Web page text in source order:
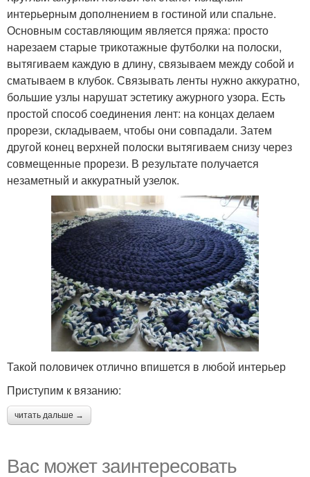
интерьерным дополнением в гостиной или спальне.
Основным составляющим является пряжа: просто
нарезаем старые трикотажные футболки на полоски,
вытягиваем каждую в длину, связываем между собой и
сматываем в клубок. Связывать ленты нужно аккуратно,
большие узлы нарушат эстетику ажурного узора. Есть
простой способ соединения лент: на концах делаем
прорези, складываем, чтобы они совпадали. Затем
другой конец верхней полоски вытягиваем снизу через
совмещенные прорези. В результате получается
незаметный и аккуратный узелок.
Такой половичек отлично впишется в любой интерьер
Приступим к вязанию:
читать дальше →
Вас может заинтересовать